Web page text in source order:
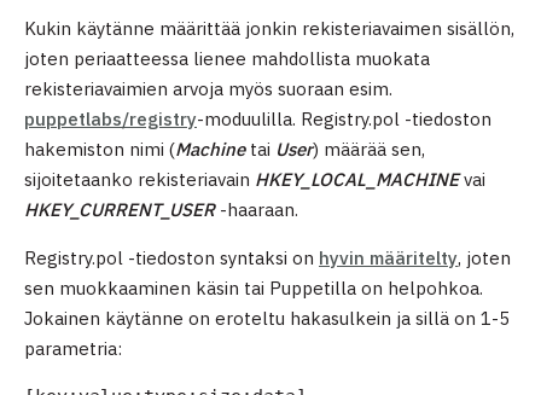
Kukin käytänne määrittää jonkin rekisteriavaimen sisällön,
joten periaatteessa lienee mahdollista muokata
rekisteriavaimien arvoja myös suoraan esim.
puppetlabs/registry-moduulilla. Registry.pol -tiedoston
hakemiston nimi (Machinetai User) määrää sen,
sijoitetaanko rekisteriavain HKEY_LOCAL_MACHINEvai
HKEY_CURRENT_USER-haaraan.
Registry.pol -tiedoston syntaksi on hyvin määritelty, joten
sen muokkaaminen käsin tai Puppetilla on helpohkoa.
Jokainen käytänne on eroteltu hakasulkein ja sillä on 1-5
parametria: